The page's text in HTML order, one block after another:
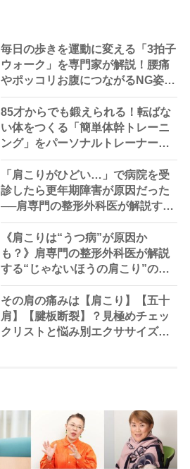
毎日の歩きを運動に変える「3拍子
ウォーク」を専門家が解説！腰痛
やポッコリお腹につながるNG姿勢
も紹介
85才からでも鍛えられる！転ばな
い体をつくる「簡単体幹トレーニ
ング」をパーソナルトレーナーが
伝授
「肩こりがひどい…」で病院を受
診したら更年期障害が原因だった
──肩専門の整形外科医が解説する
「じゃないほうの肩こり」
《肩こりは“うつ病”が原因か
も？》肩専門の整形外科医が解説
する“じゃないほうの肩こり”のメ
カニズム 実際にあったケースや
治療法を紹介
その肩の痛みは【肩こり】【五十
肩】【腱板断裂】？見極めチェッ
クリストと悩み別エクササイズ